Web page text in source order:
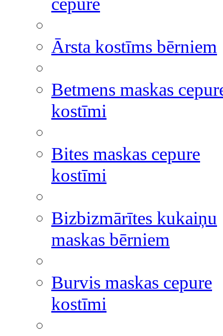
Ārsta kostīms bērniem
Betmens maskas
kostīmi
Bites maskas cepure
kostīmi
Bizbizmārītes kukaiņu
maskas bērniem
Burvis maskas cepure
kostīmi